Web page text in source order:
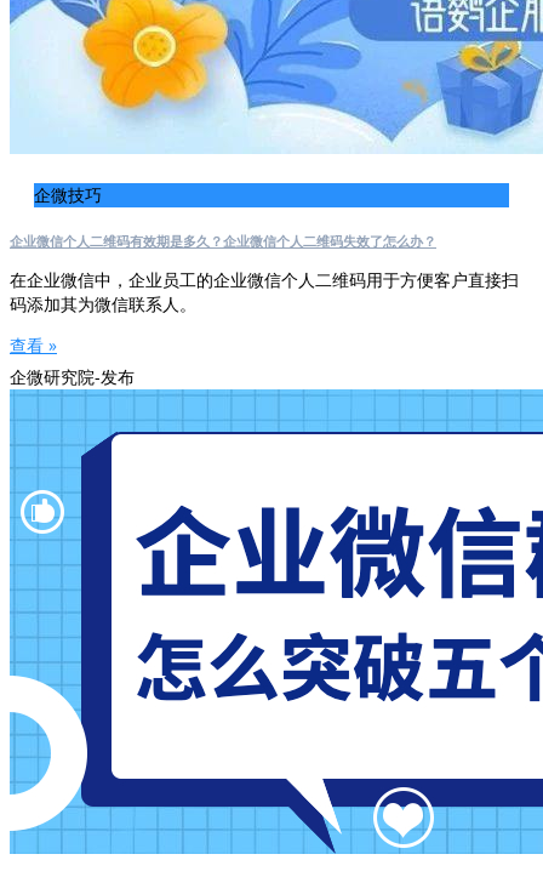
企微技巧
企业微信个人二维码有效期是多久？企业微信个人二维码失效了怎么办？
在企业微信中，企业员工的企业微信个人二维码用于方便客户直接扫
码添加其为微信联系人。
查看 »
企微研究院-发布